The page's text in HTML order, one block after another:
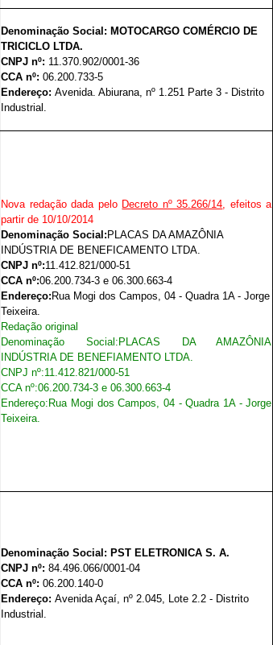
Denominação Social: MOTOCARGO COMÉRCIO DE
TRICICLO LTDA.
CNPJ nº: 11.370.902/0001-36
CCA nº: 06.200.733-5
Endereço:Avenida. Abiurana, nº 1.251 Parte 3 - Distrito
Industrial.
Nova redação dada pelo Decreto nº 35.266/14, efeitos a
partir de 10/10/2014
Denominação Social: PLACAS DA AMAZÔNIA
INDÚSTRIA DE BENEFICAMENTO LTDA.
CNPJ nº:11.412.821/000-51
CCA nº:06.200.734-3 e 06.300.663-4
Endereço: Rua Mogi dos Campos, 04 - Quadra 1A - Jorge
Teixeira.
Redação original
Denominação Social: PLACAS DA AMAZÔNIA
INDÚSTRIA DE BENEFIAMENTO LTDA.
CNPJ nº:11.412.821/000-51
CCA nº:06.200.734-3 e 06.300.663-4
Endereço: Rua Mogi dos Campos, 04 - Quadra 1A - Jorge
Teixeira.
Denominação Social: PST ELETRONICA S. A.
CNPJ nº:84.496.066/0001-04
CCA nº: 06.200.140-0
Endereço:Avenida Açaí, nº 2.045, Lote 2.2 - Distrito
Industrial.